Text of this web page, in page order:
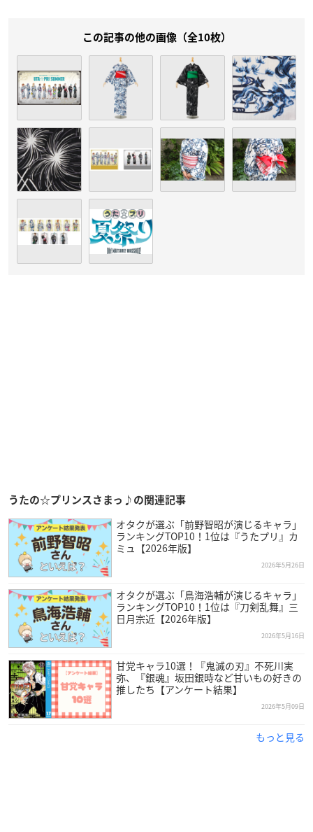
この記事の他の画像（全10枚）
うたの☆プリンスさまっ♪の関連記事
オタクが選ぶ「前野智昭が演じるキャラ」
ランキングTOP10！1位は『うたプリ』カ
ミュ【2026年版】
2026年5月26日
オタクが選ぶ「鳥海浩輔が演じるキャラ」
ランキングTOP10！1位は『刀剣乱舞』三
日月宗近【2026年版】
2026年5月16日
甘党キャラ10選！『鬼滅の刃』不死川実
弥、『銀魂』坂田銀時など甘いもの好きの
推したち【アンケート結果】
2026年5月09日
もっと見る